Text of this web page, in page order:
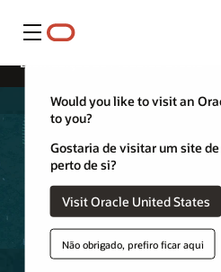
Menu
Would you like to visit an
to you?
Gostaria de visitar um site
perto de si?
Visit Oracle United States
Não obrigado, prefiro ficar aqui
Distribuição de Produtos Oracle